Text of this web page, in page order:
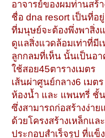
อาจารย์ของผมท่านสร้
ชื่อ dna resort เป็นที่อ
ที่มนุษย์จะต้องพึ่งพาสิ่ง
ดูแลสิ่งแวดล้อมเท่าที่มี
ลูกกลมที่เห็น นั้นเป็นอ
ใช้สอย45ตารางเมตร
เส้นผ่าศูนย์กลาง6 เมต
ห้องน้ำ และ แพนทรี่ ชั้
ซึ่งสามารถก่อสร้างง่าย
ด้วยโครงสร้างเหล็กแ
ประกอบสำเร็จรูป ที่แ